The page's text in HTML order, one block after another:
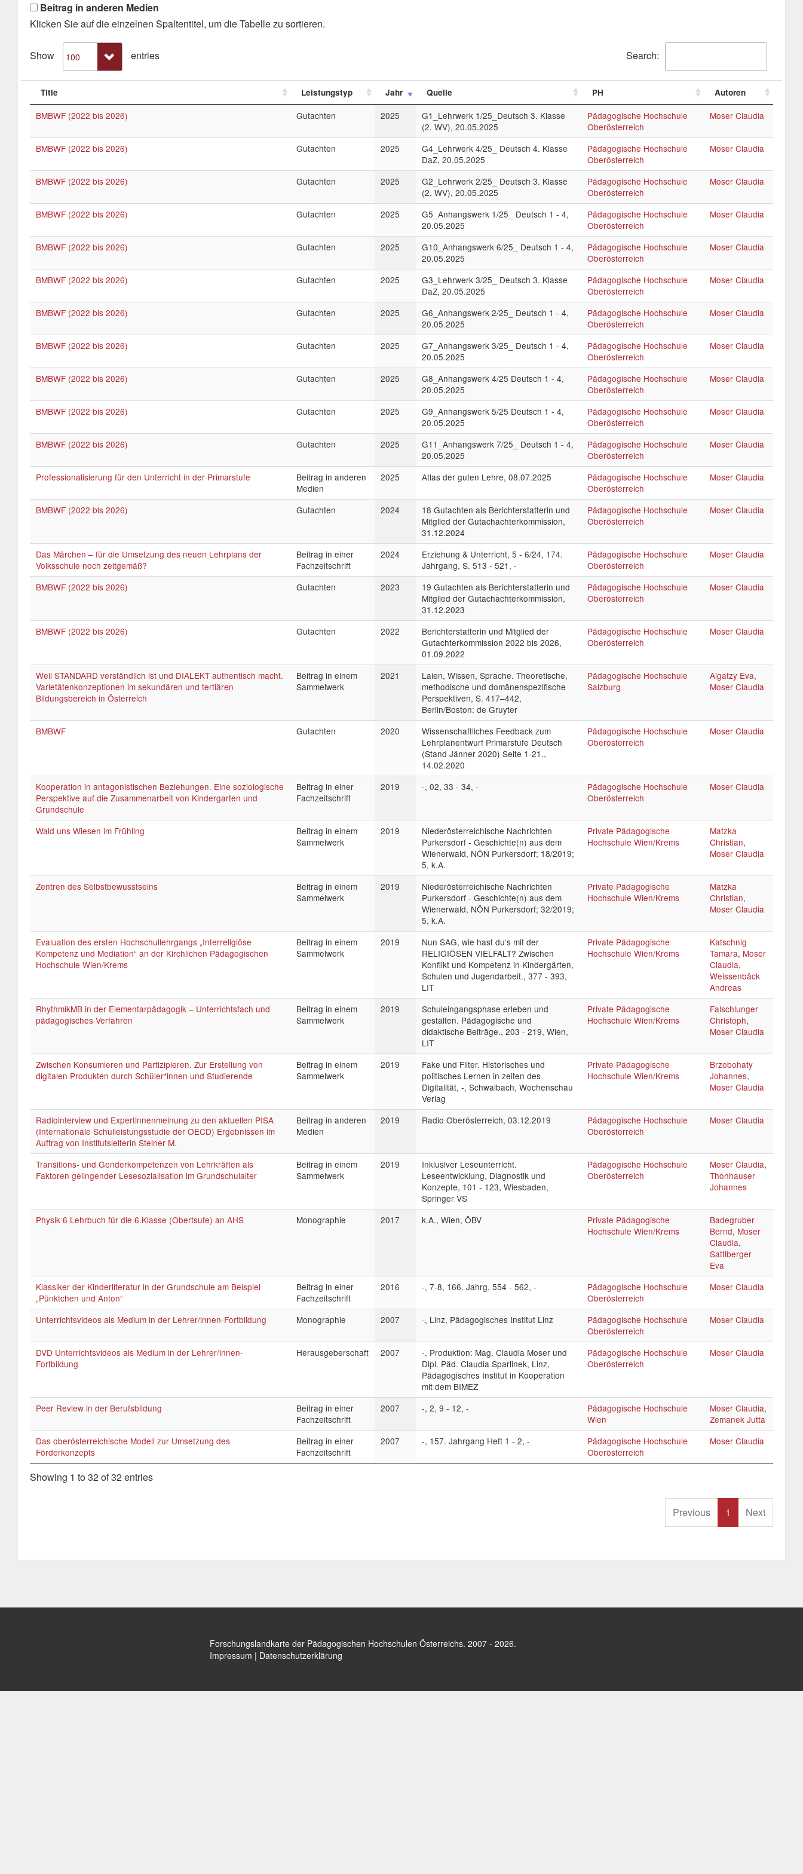
Beitrag in anderen Medien
Klicken Sie auf die einzelnen Spaltentitel, um die Tabelle zu sortieren.
Show entries Search:
Title Leistungstyp Jahr Quelle PH Autoren
BMBWF (2022 bis 2026) Gutachten 2025
G1_Lehrwerk 1/25_Deutsch 3. Klasse
(2. WV), 20.05.2025
Pädagogische Hochschule
Oberösterreich
Moser Claudia
BMBWF (2022 bis 2026) Gutachten 2025
G4_Lehrwerk 4/25_ Deutsch 4. Klasse
DaZ, 20.05.2025
Pädagogische Hochschule
Oberösterreich
Moser Claudia
BMBWF (2022 bis 2026) Gutachten 2025
G2_Lehrwerk 2/25_ Deutsch 3. Klasse
(2. WV), 20.05.2025
Pädagogische Hochschule
Oberösterreich
Moser Claudia
BMBWF (2022 bis 2026) Gutachten 2025
G5_Anhangswerk 1/25_ Deutsch 1 - 4,
20.05.2025
Pädagogische Hochschule
Oberösterreich
Moser Claudia
BMBWF (2022 bis 2026) Gutachten 2025
G10_Anhangswerk 6/25_ Deutsch 1 - 4,
20.05.2025
Pädagogische Hochschule
Oberösterreich
Moser Claudia
BMBWF (2022 bis 2026) Gutachten 2025
G3_Lehrwerk 3/25_ Deutsch 3. Klasse
DaZ, 20.05.2025
Pädagogische Hochschule
Oberösterreich
Moser Claudia
BMBWF (2022 bis 2026) Gutachten 2025
G6_Anhangswerk 2/25_ Deutsch 1 - 4,
20.05.2025
Pädagogische Hochschule
Oberösterreich
Moser Claudia
BMBWF (2022 bis 2026) Gutachten 2025
G7_Anhangswerk 3/25_ Deutsch 1 - 4,
20.05.2025
Pädagogische Hochschule
Oberösterreich
Moser Claudia
BMBWF (2022 bis 2026) Gutachten 2025
G8_Anhangswerk 4/25 Deutsch 1 - 4,
20.05.2025
Pädagogische Hochschule
Oberösterreich
Moser Claudia
BMBWF (2022 bis 2026) Gutachten 2025
G9_Anhangswerk 5/25 Deutsch 1 - 4,
20.05.2025
Pädagogische Hochschule
Oberösterreich
Moser Claudia
BMBWF (2022 bis 2026) Gutachten 2025
G11_Anhangswerk 7/25_ Deutsch 1 - 4,
20.05.2025
Pädagogische Hochschule
Oberösterreich
Moser Claudia
Professionalisierung für den Unterricht in der Primarstufe
Beitrag in anderen
Medien
2025 Atlas der guten Lehre, 08.07.2025
Pädagogische Hochschule
Oberösterreich
Moser Claudia
BMBWF (2022 bis 2026) Gutachten 2024
18 Gutachten als Berichterstatterin und
Mitglied der Gutachachterkommission,
31.12.2024
Pädagogische Hochschule
Oberösterreich
Moser Claudia
Das Märchen – für die Umsetzung des neuen Lehrplans der
Volksschule noch zeitgemäß?
Beitrag in einer
Fachzeitschrift
2024
Erziehung & Unterricht, 5 - 6/24, 174.
Jahrgang, S. 513 - 521, -
Pädagogische Hochschule
Oberösterreich
Moser Claudia
BMBWF (2022 bis 2026) Gutachten 2023
19 Gutachten als Berichterstatterin und
Mitglied der Gutachachterkommission,
31.12.2023
Pädagogische Hochschule
Oberösterreich
Moser Claudia
BMBWF (2022 bis 2026) Gutachten 2022
Berichterstatterin und Mitglied der
Gutachterkommission 2022 bis 2026,
01.09.2022
Pädagogische Hochschule
Oberösterreich
Moser Claudia
Weil STANDARD verständlich ist und DIALEKT authentisch macht.
Varietätenkonzeptionen im sekundären und tertiären
Bildungsbereich in Österreich
Beitrag in einem
Sammelwerk
2021
Laien, Wissen, Sprache. Theoretische,
methodische und domänenspezifische
Perspektiven, S. 417–442,
Berlin/Boston: de Gruyter
Pädagogische Hochschule
Salzburg
Algatzy Eva,
Moser Claudia
BMBWF Gutachten 2020
Wissenschaftliches Feedback zum
Lehrplanentwurf Primarstufe Deutsch
(Stand Jänner 2020) Seite 1-21.,
14.02.2020
Pädagogische Hochschule
Oberösterreich
Moser Claudia
Kooperation in antagonistischen Beziehungen. Eine soziologische
Perspektive auf die Zusammenarbeit von Kindergarten und
Grundschule
Beitrag in einer
Fachzeitschrift
2019 -, 02, 33 - 34, -
Pädagogische Hochschule
Oberösterreich
Moser Claudia
Wald uns Wiesen im Frühling
Beitrag in einem
Sammelwerk
2019
Niederösterreichische Nachrichten
Purkersdorf - Geschichte(n) aus dem
Wienerwald, NÖN Purkersdorf; 18/2019;
5, k.A.
Private Pädagogische
Hochschule Wien/Krems
Matzka
Christian,
Moser Claudia
Zentren des Selbstbewusstseins
Beitrag in einem
Sammelwerk
2019
Niederösterreichische Nachrichten
Purkersdorf - Geschichte(n) aus dem
Wienerwald, NÖN Purkersdorf; 32/2019;
5, k.A.
Private Pädagogische
Hochschule Wien/Krems
Matzka
Christian,
Moser Claudia
Evaluation des ersten Hochschullehrgangs „Interreligiöse
Kompetenz und Mediation“ an der Kirchlichen Pädagogischen
Hochschule Wien/Krems
Beitrag in einem
Sammelwerk
2019
Nun SAG, wie hast du‘s mit der
RELIGIÖSEN VIELFALT? Zwischen
Konflikt und Kompetenz in Kindergärten,
Schulen und Jugendarbeit., 377 - 393,
LIT
Private Pädagogische
Hochschule Wien/Krems
Katschnig
Tamara, Moser
Claudia,
Weissenbäck
Andreas
RhythmikMB in der Elementarpädagogik – Unterrichtsfach und
pädagogisches Verfahren
Beitrag in einem
Sammelwerk
2019
Schuleingangsphase erleben und
gestalten. Pädagogische und
didaktische Beiträge., 203 - 219, Wien,
LIT
Private Pädagogische
Hochschule Wien/Krems
Falschlunger
Christoph,
Moser Claudia
Zwischen Konsumieren und Partizipieren. Zur Erstellung von
digitalen Produkten durch Schüler*innen und Studierende
Beitrag in einem
Sammelwerk
2019
Fake und Filter. Historisches und
politisches Lernen in zeiten des
Digitalität, -, Schwalbach, Wochenschau
Verlag
Private Pädagogische
Hochschule Wien/Krems
Brzobohaty
Johannes,
Moser Claudia
Radiointerview und Expertinnenmeinung zu den aktuellen PISA
(Internationale Schulleistungsstudie der OECD) Ergebnissen im
Auftrag von Institutsleiterin Steiner M.
Beitrag in anderen
Medien
2019 Radio Oberösterreich, 03.12.2019
Pädagogische Hochschule
Oberösterreich
Moser Claudia
Transitions- und Genderkompetenzen von Lehrkräften als
Faktoren gelingender Lesesozialisation im Grundschulalter
Beitrag in einem
Sammelwerk
2019
Inklusiver Leseunterricht.
Leseentwicklung, Diagnostik und
Konzepte, 101 - 123, Wiesbaden,
Springer VS
Pädagogische Hochschule
Oberösterreich
Moser Claudia,
Thonhauser
Johannes
Physik 6 Lehrbuch für die 6.Klasse (Obertsufe) an AHS Monographie 2017 k.A., Wien, ÖBV
Private Pädagogische
Hochschule Wien/Krems
Badegruber
Bernd, Moser
Claudia,
Sattlberger
Eva
Klassiker der Kinderliteratur in der Grundschule am Beispiel
„Pünktchen und Anton“
Beitrag in einer
Fachzeitschrift
2016 -, 7-8, 166. Jahrg, 554 - 562, -
Pädagogische Hochschule
Oberösterreich
Moser Claudia
Unterrichtsvideos als Medium in der Lehrer/innen-Fortbildung Monographie 2007 -, Linz, Pädagogisches Institut Linz
Pädagogische Hochschule
Oberösterreich
Moser Claudia
DVD Unterrichtsvideos als Medium in der Lehrer/innen-
Fortbildung
Herausgeberschaft 2007
-, Produktion: Mag. Claudia Moser und
Dipl. Päd. Claudia Sparlinek, Linz,
Pädagogisches Institut in Kooperation
mit dem BIMEZ
Pädagogische Hochschule
Oberösterreich
Moser Claudia
Peer Review in der Berufsbildung
Beitrag in einer
Fachzeitschrift
2007 -, 2, 9 - 12, -
Pädagogische Hochschule
Wien
Moser Claudia,
Zemanek Jutta
Das oberösterreichische Modell zur Umsetzung des
Förderkonzepts
Beitrag in einer
Fachzeitschrift
2007 -, 157. Jahrgang Heft 1 - 2, -
Pädagogische Hochschule
Oberösterreich
Moser Claudia
Showing 1 to 32 of 32 entries
Previous 1 Next
Forschungslandkarte der Pädagogischen Hochschulen Österreichs. 2007 - 2026.
Impressum | Datenschutzerklärung